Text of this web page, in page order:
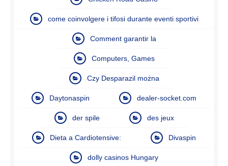
come coinvolgere i tifosi durante eventi sportivi
Comment garantir la
Computers, Games
Czy Desparazil można
Daytonaspin dealer-socket.com
der spile des jeux
Dieta a Cardiotensive: Divaspin
dolly casinos Hungary